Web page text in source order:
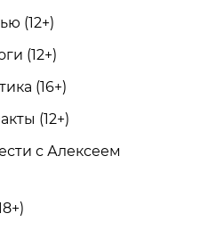
(12+)
(12+)
(16+)
(12+)
с Алексеем